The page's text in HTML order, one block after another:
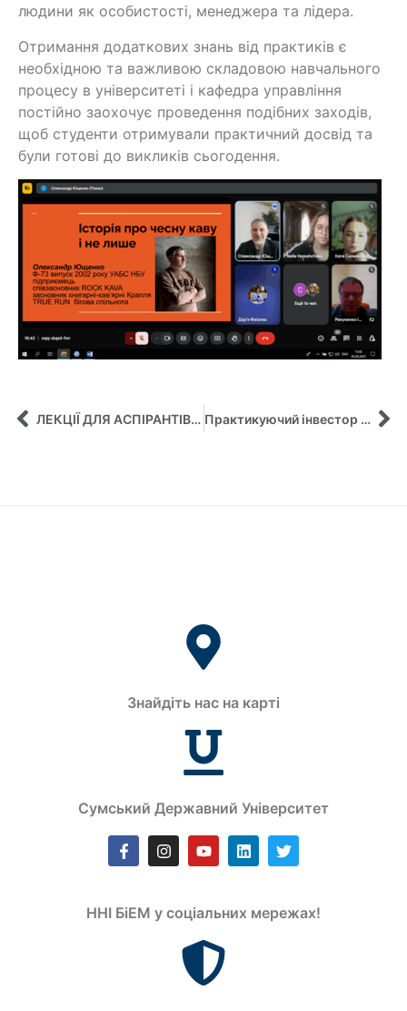
людини як особистості, менеджера та лідера.
Отримання додаткових знань від практиків є
необхідною та важливою складовою навчального
процесу в університеті і кафедра управління
постійно заохочує проведення подібних заходів,
щоб студенти отримували практичний досвід та
були готові до викликів сьогодення.
ЛЕКЦІЇ ДЛЯ АСПІРАНТІВ ВІД ПРОФЕСОРА ЗІ ШВЕЦІЇ Практикуючий інвестор поділилася досвідом зі студентами!
Знайдіть нас на карті
Сумський Державний Університет
ННІ БіЕМ у соціальних мережах!